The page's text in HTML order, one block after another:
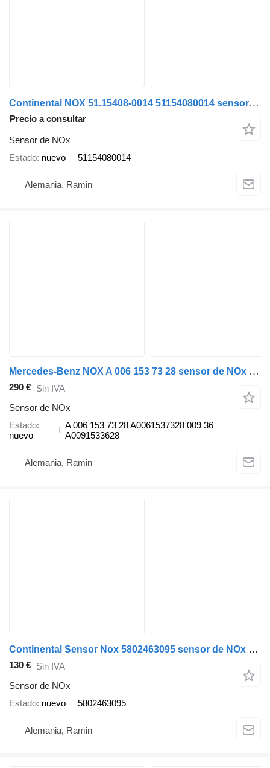
Continental NOX 51.15408-0014 51154080014 sensor de NOx para cabeza tractora
Precio a consultar
Sensor de NOx
Estado nuevo 51154080014
Alemania, Ramin
Mercedes-Benz NOX A 006 153 73 28 sensor de NOx para Mercedes-Benz ACTROS MP2 MP3 Euro 5 autobús
290 € Sin IVA
Sensor de NOx
Estado
nuevo
A 006 153 73 28 A0061537328 009 36
A0091533628
Alemania, Ramin
Continental Sensor Nox 5802463095 sensor de NOx para IVECO DAILY camión
130 € Sin IVA
Sensor de NOx
Estado nuevo 5802463095
Alemania, Ramin